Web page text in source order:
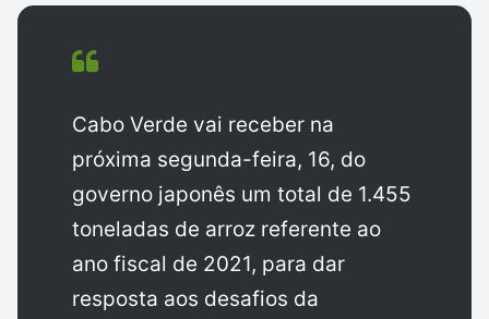
Cabo Verde vai receber na
próxima segunda-feira, 16, do
governo japonês um total de 1.455
toneladas de arroz referente ao
ano fiscal de 2021, para dar
resposta aos desafios da